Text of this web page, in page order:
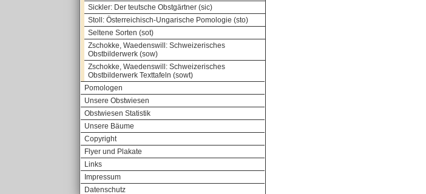
Sickler: Der teutsche Obstgärtner (sic)
Stoll: Österreichisch-Ungarische Pomologie (sto)
Seltene Sorten (sot)
Zschokke, Waedenswill: Schweizerisches
Obstbilderwerk (sow)
Zschokke, Waedenswill: Schweizerisches
Obstbilderwerk Texttafeln (sowt)
Pomologen
Unsere Obstwiesen
Obstwiesen Statistik
Unsere Bäume
Copyright
Flyer und Plakate
Links
Impressum
Datenschutz